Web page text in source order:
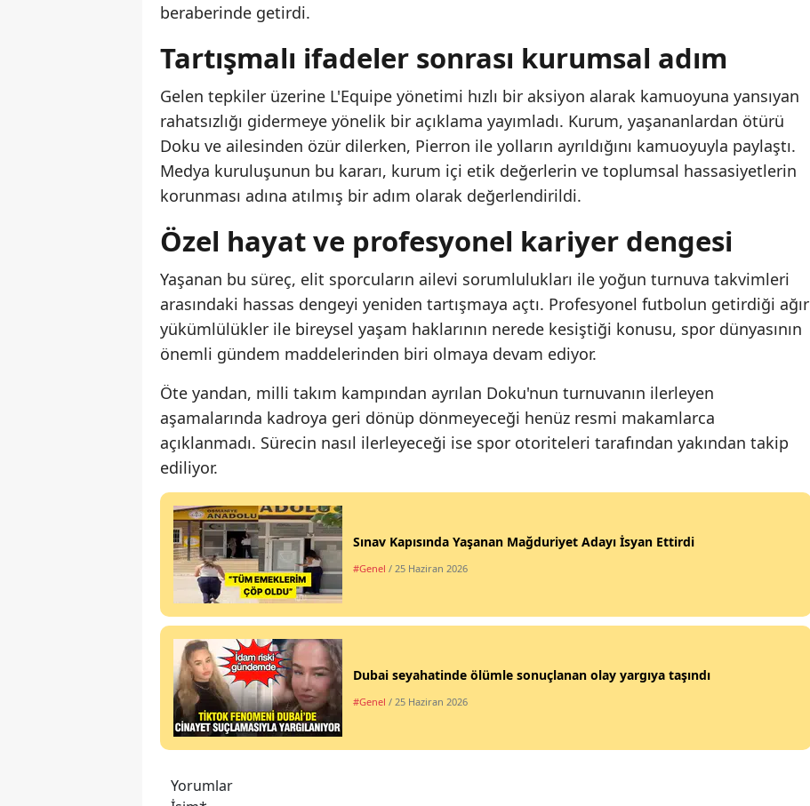
beraberinde getirdi.
Tartışmalı ifadeler sonrası kurumsal adım
Gelen tepkiler üzerine L'Equipe yönetimi hızlı bir aksiyon alarak kamuoyuna yansıyan
rahatsızlığı gidermeye yönelik bir açıklama yayımladı. Kurum, yaşananlardan ötürü
Doku ve ailesinden özür dilerken, Pierron ile yolların ayrıldığını kamuoyuyla paylaştı.
Medya kuruluşunun bu kararı, kurum içi etik değerlerin ve toplumsal hassasiyetlerin
korunması adına atılmış bir adım olarak değerlendirildi.
Özel hayat ve profesyonel kariyer dengesi
Yaşanan bu süreç, elit sporcuların ailevi sorumlulukları ile yoğun turnuva takvimleri
arasındaki hassas dengeyi yeniden tartışmaya açtı. Profesyonel futbolun getirdiği ağır
yükümlülükler ile bireysel yaşam haklarının nerede kesiştiği konusu, spor dünyasının
önemli gündem maddelerinden biri olmaya devam ediyor.
Öte yandan, milli takım kampından ayrılan Doku'nun turnuvanın ilerleyen
aşamalarında kadroya geri dönüp dönmeyeceği henüz resmi makamlarca
açıklanmadı. Sürecin nasıl ilerleyeceği ise spor otoriteleri tarafından yakından takip
ediliyor.
Sınav Kapısında Yaşanan Mağduriyet Adayı İsyan Ettirdi
#Genel / 25 Haziran 2026
Dubai seyahatinde ölümle sonuçlanan olay yargıya taşındı
#Genel / 25 Haziran 2026
Yorumlar